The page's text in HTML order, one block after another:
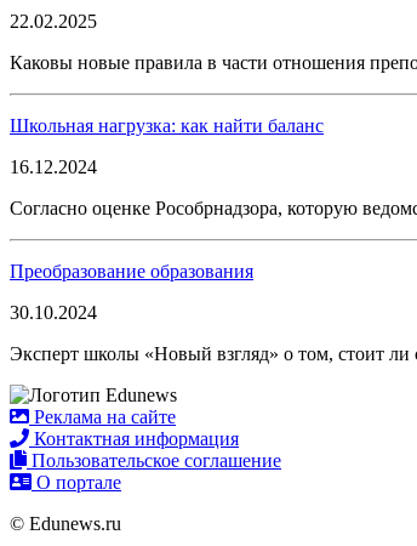
22.02.2025
Каковы новые правила в части отношения
Школьная нагрузка: как найти баланс
16.12.2024
Согласно оценке Рособрнадзора, которую
Преобразование образования
30.10.2024
Эксперт школы «Новый взгляд» о том, стоит
Реклама на сайте
Контактная информация
Пользовательское соглашение
О портале
© Edunews.ru